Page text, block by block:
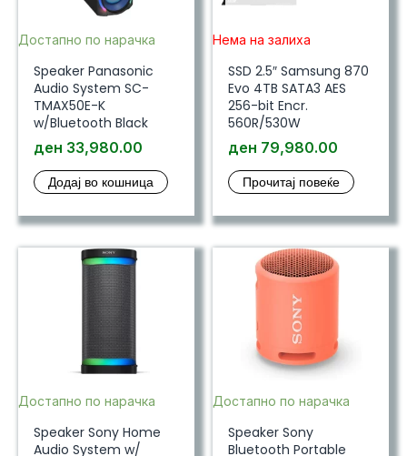
Достапно по нарачка
Speaker Panasonic
Audio System SC-
TMAX50E-K
w/Bluetooth Black
ден 33,980.00
Додај во кошница
Нема на залиха
SSD 2.5″ Samsung 870
Evo 4TB SATA3 AES
256-bit Encr.
560R/530W
ден 79,980.00
Прочитај повеќе
Достапно по нарачка
Speaker Sony Home
Audio System w/
Достапно по нарачка
Speaker Sony
Bluetooth Portable